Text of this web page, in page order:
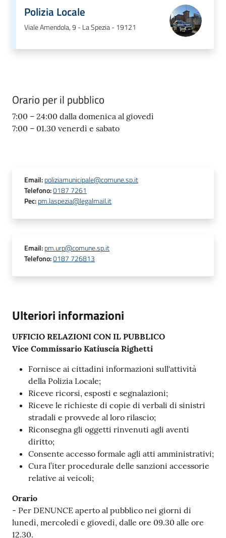
Polizia Locale
Viale Amendola, 9 - La Spezia - 19121
Orario per il pubblico
7:00 – 24:00 dalla domenica al giovedì
7:00 – 01.30 venerdì e sabato
Email:poliziamunicipale@comune.sp.it
Telefono:0187 7261
Pec:pm.laspezia@legalmail.it
Email:pm.urp@comune.sp.it
Telefono:0187 726813
Ulteriori informazioni
UFFICIO RELAZIONI CON IL PUBBLICO
Vice Commissario Katiuscia Righetti
Fornisce ai cittadini informazioni sull'attività
della Polizia Locale;
Riceve ricorsi, esposti e segnalazioni;
Riceve le richieste di copie di verbali di sinistri
stradali e provvede al loro rilascio;
Riconsegna gli oggetti rinvenuti agli aventi
diritto;
Consente accesso formale agli atti amministrativi;
Cura l’iter procedurale delle sanzioni accessorie
relative ai veicoli;
Orario
- Per DENUNCE aperto al pubblico nei giorni di
lunedì, mercoledì e giovedì, dalle ore 09.30 alle ore
12.30.